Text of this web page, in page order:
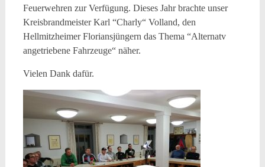
Feuerwehren zur Verfügung. Dieses Jahr brachte unser
Kreisbrandmeister Karl “Charly“ Volland, den
Hellmitzheimer Floriansjüngern das Thema “Alternatv
angetriebene Fahrzeuge“ näher.
Vielen Dank dafür.